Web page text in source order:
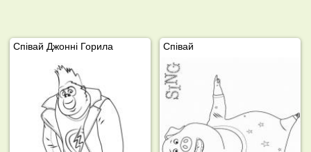
Співай Джонні Горила Співай